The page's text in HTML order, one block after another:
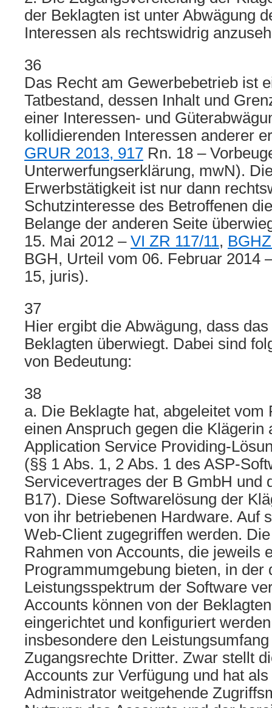
der Beklagten ist unter Abwägung
Interessen als rechtswidrig
36
Das Recht am Gewerbebetrieb ist
Tatbestand, dessen Inhalt und
einer Interessen- und
kollidierenden Interessen anderer
GRUR 2013, 917 Rn. 18 –
Unterwerfungserklärung, mwN).
Erwerbstätigkeit ist nur dann
Schutzinteresse des Betroffenen
Belange der anderen Seite
15. Mai 2012 – VI ZR 117/11,
BGH, Urteil vom 06. Februar 2014
15, juris).
37
Hier ergibt die Abwägung, dass
Beklagten überwiegt. Dabei sind
von Bedeutung:
38
a. Die Beklagte hat, abgeleitet vom
einen Anspruch gegen die Klägerin
Application Service Providing-
(§§ 1 Abs. 1, 2 Abs. 1 des ASP-
Servicevertrages der B GmbH und
B17). Diese Softwarelösung der
von ihr betriebenen Hardware. Auf
Web-Client zugegriffen werden.
Rahmen von Accounts, die jeweils
Programmumgebung bieten, in der
Leistungsspektrum der Software
Accounts können von der
eingerichtet und konfiguriert
insbesondere den
Zugangsrechte Dritter. Zwar stellt
Accounts zur Verfügung und hat
Administrator weitgehende